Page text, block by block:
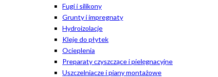
Fugi i silikony
Grunty i impregnaty
Hydroizolacje
Kleje do płytek
Ocieplenia
Preparaty czyszczące i pielęgnacyjne
Uszczelniacze i piany montażowe